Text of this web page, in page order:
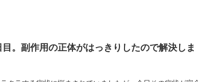
。副作用の正体がはっきりしたので解決しま